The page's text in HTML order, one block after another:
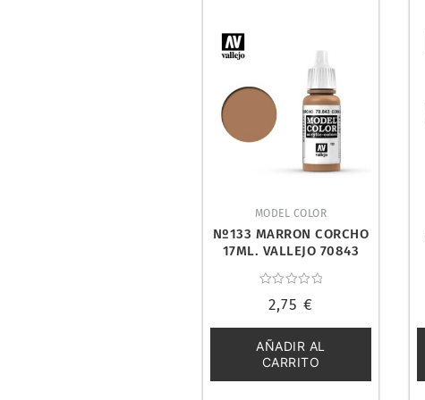
MODEL COLOR
Nº133 MARRON CORCHO
17ML. VALLEJO 70843
con
de
5
2,75 €
AÑADIR AL
CARRITO